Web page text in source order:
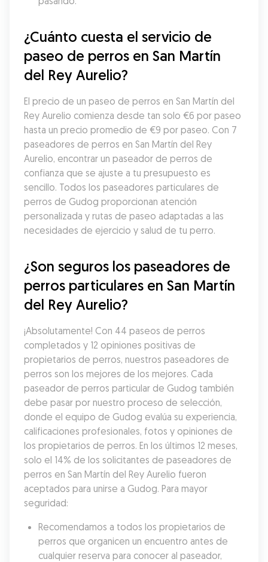
¿Cuánto cuesta el servicio de
paseo de perros en San Martín
del Rey Aurelio?
El precio de un paseo de perros en San Martín del
Rey Aurelio comienza desde tan solo €6 por paseo
hasta un precio promedio de €9 por paseo. Con 7
paseadores de perros en San Martín del Rey
Aurelio, encontrar un paseador de perros de
confianza que se ajuste a tu presupuesto es
sencillo. Todos los paseadores particulares de
perros de Gudog proporcionan atención
personalizada y rutas de paseo adaptadas a las
necesidades de ejercicio y salud de tu perro.
¿Son seguros los paseadores de
perros particulares en San Martín
del Rey Aurelio?
¡Absolutamente! Con 44 paseos de perros
completados y 12 opiniones positivas de
propietarios de perros, nuestros paseadores de
perros son los mejores de los mejores. Cada
paseador de perros particular de Gudog también
debe pasar por nuestro proceso de selección,
donde el equipo de Gudog evalúa su experiencia,
calificaciones profesionales, fotos y opiniones de
los propietarios de perros. En los últimos 12 meses,
solo el 14% de los solicitantes de paseadores de
perros en San Martín del Rey Aurelio fueron
aceptados para unirse a Gudog. Para mayor
seguridad:
Recomendamos a todos los propietarios de
perros que organicen un encuentro antes de
cualquier reserva para conocer al paseador,